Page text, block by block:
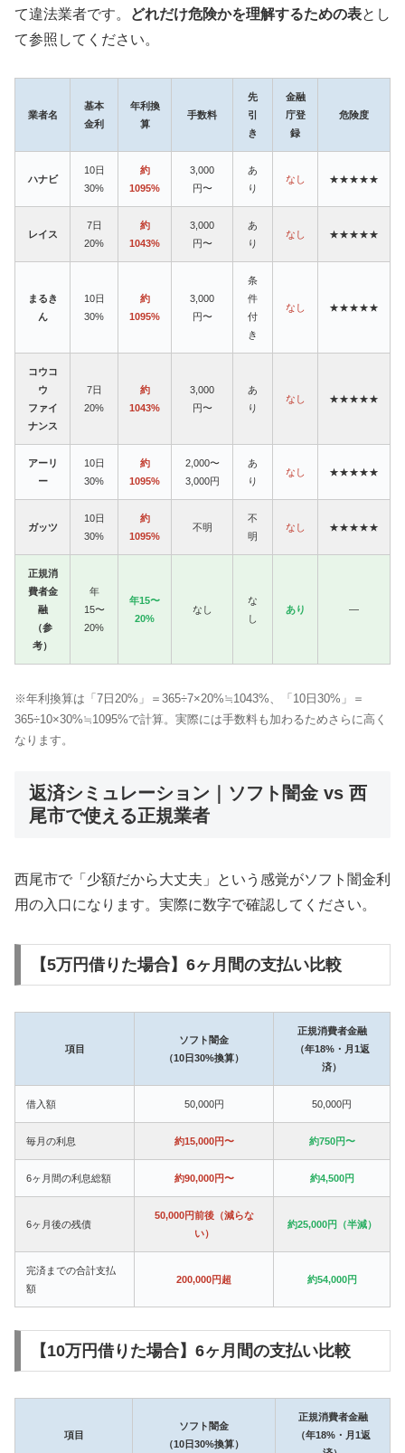
て違法業者です。
どれだけ危険かを理解するための表とし
て参照してください。
業者名
基本
金利
年利換
算
手数料
先
引
き
金融
庁登
録
危険度
ハナビ
10日
30%
約
1095%
3,000
円〜
あ
り
なし ★★★★★
レイス
7日
20%
約
1043%
3,000
円〜
あ
り
なし ★★★★★
まるき
ん
10日
30%
約
1095%
3,000
円〜
条
件
付
き
なし ★★★★★
コウコ
ウ
ファイ
ナンス
7日
20%
約
1043%
3,000
円〜
あ
り
なし ★★★★★
アーリ
ー
10日
30%
約
1095%
2,000〜
3,000円
あ
り
なし ★★★★★
ガッツ
10日
30%
約
1095%
不明
不
明
なし ★★★★★
正規消
費者金
融
（参
考）
年
15〜
20%
年15〜
20%
なし
な
し
あり —
※年利換算は「7日20%」＝365÷7×20%≒1043%、「10日30%」＝
365÷10×30%≒1095%で計算。実際には手数料も加わるためさらに高く
なります。
返済シミュレーション｜ソフト闇金 vs 西
尾市で使える正規業者
西尾市で「少額だから大丈夫」という感覚がソフト闇金利
用の入口になります。実際に数字で確認してください。
【5万円借りた場合】6ヶ月間の支払い比較
項目
ソフト闇金
（10日30%換算）
正規消費者金融
（年18%・月1返
済）
借入額 50,000円 50,000円
毎月の利息 約15,000円〜 約750円〜
6ヶ月間の利息総額 約90,000円〜 約4,500円
6ヶ月後の残債
50,000円前後（減らな
い）
約25,000円（半減）
完済までの合計支払
額
200,000円超 約54,000円
【10万円借りた場合】6ヶ月間の支払い比較
項目
ソフト闇金
（10日30%換算）
正規消費者金融
（年18%・月1返